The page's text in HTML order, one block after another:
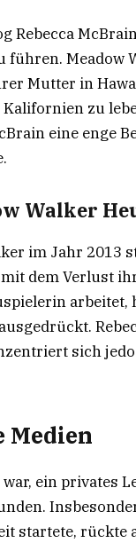
Rebecca
Meadow
Mutter in
zu
eine enge
Walker
im Jahr 2013
dem Verlust
sich
Medien
ein privates
startete, rückte